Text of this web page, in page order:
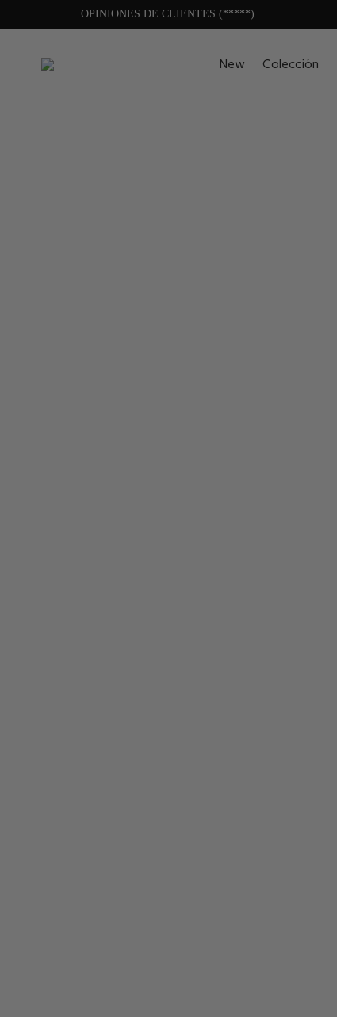
OPINIONES DE CLIENTES (*****)
New Colección